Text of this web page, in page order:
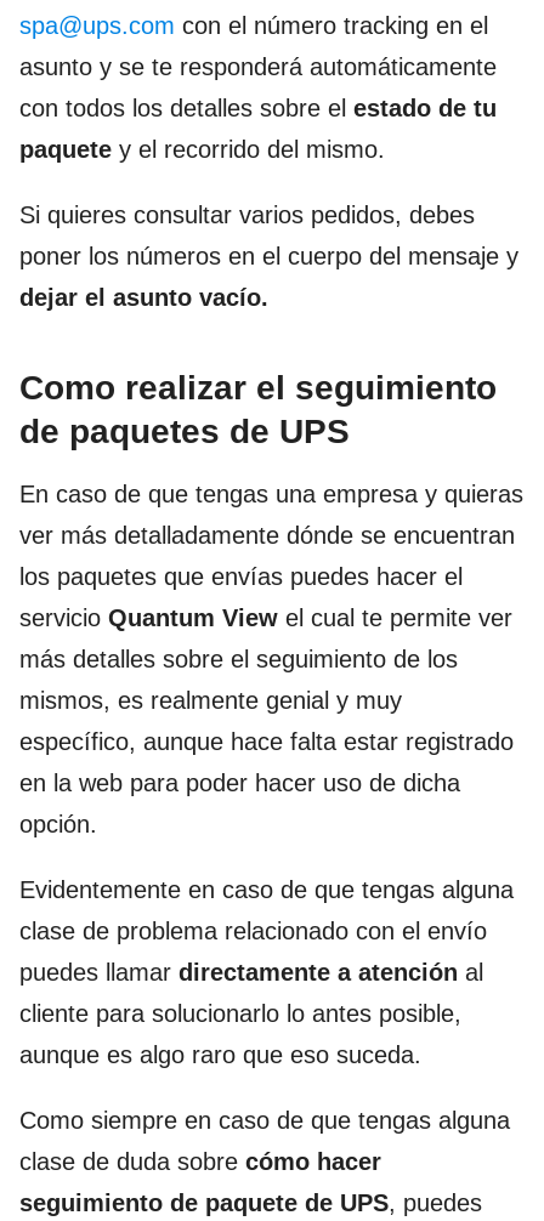
spa@ups.com con el número tracking en el
asunto y se te responderá automáticamente
con todos los detalles sobre el estado de tu
paquete y el recorrido del mismo.
Si quieres consultar varios pedidos, debes
poner los números en el cuerpo del mensaje y
dejar el asunto vacío.
Como realizar el seguimiento
de paquetes de UPS
En caso de que tengas una empresa y quieras
ver más detalladamente dónde se encuentran
los paquetes que envías puedes hacer el
servicio Quantum View el cual te permite ver
más detalles sobre el seguimiento de los
mismos, es realmente genial y muy
específico, aunque hace falta estar registrado
en la web para poder hacer uso de dicha
opción.
Evidentemente en caso de que tengas alguna
clase de problema relacionado con el envío
puedes llamar directamente a atención al
cliente para solucionarlo lo antes posible,
aunque es algo raro que eso suceda.
Como siempre en caso de que tengas alguna
clase de duda sobre cómo hacer
seguimiento de paquete de UPS, puedes